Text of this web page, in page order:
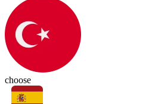
choose